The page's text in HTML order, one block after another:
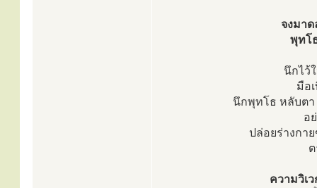
จงมาด
พุทโ
นึกไว้
มือ
นึกพุทโธ หลับตา
อ
ปล่อยร่างกาย
ความวิเ